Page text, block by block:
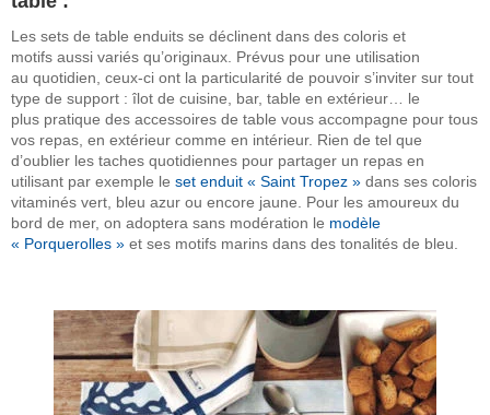
Les sets de table enduits se déclinent dans des coloris et
motifs aussi variés qu’originaux. Prévus pour une utilisation
au quotidien, ceux-ci ont la particularité de pouvoir s’inviter sur tout
type de support : îlot de cuisine, bar, table en extérieur… le
plus pratique des accessoires de table vous accompagne pour tous
vos repas, en extérieur comme en intérieur. Rien de tel que
d’oublier les taches quotidiennes pour partager un repas en
utilisant par exemple le set enduit « Saint Tropez » dans ses coloris
vitaminés vert, bleu azur ou encore jaune. Pour les amoureux du
bord de mer, on adoptera sans modération le modèle
« Porquerolles » et ses motifs marins dans des tonalités de bleu.